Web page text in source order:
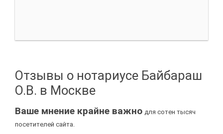
Отзывы о нотариусе Байбараш
О.В. в Москве
Ваше мнение крайне важно для сотен тысяч
посетителей сайта.